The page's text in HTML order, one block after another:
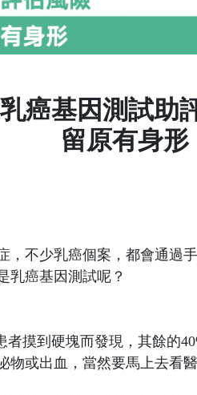
癌基因測試助
留原有身形
，不少乳癌個案，都會通過
乳癌基因測試呢？
者摸到硬塊而發現，其餘的
或出血，當然要馬上去看醫